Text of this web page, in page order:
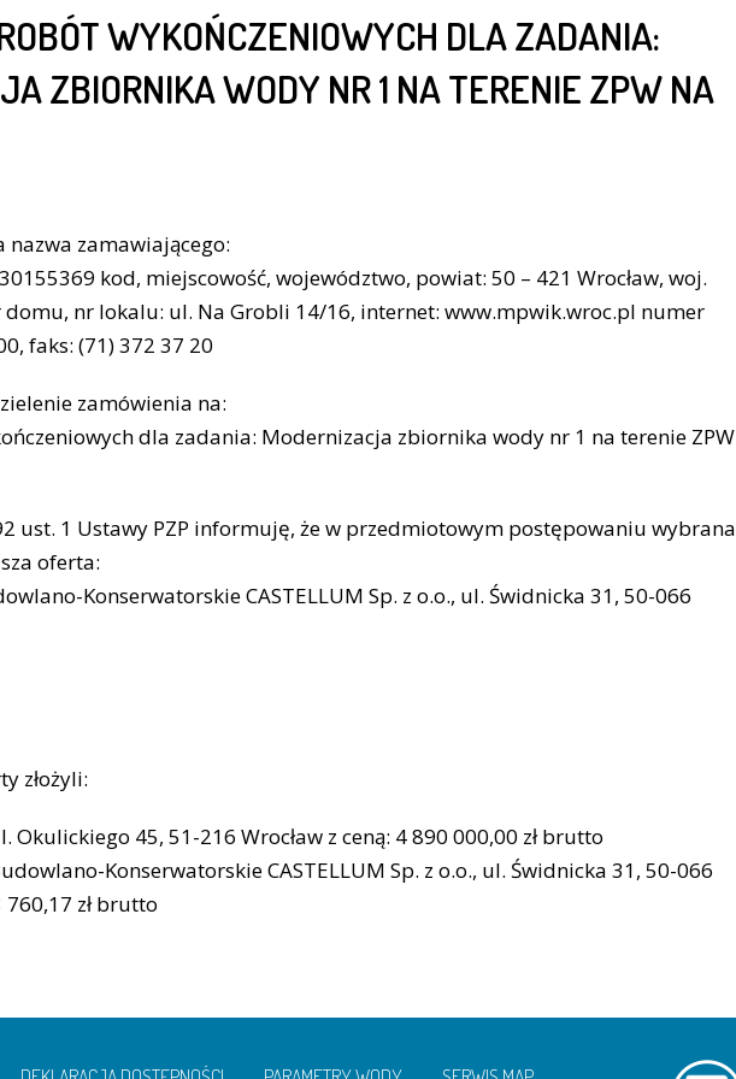
WYKOŃCZENIOWYCH DLA ZADANIA:
ZBIORNIKA WODY NR 1 NA TERENIE ZPW NA
nazwa zamawiającego:
kod, miejscowość, województwo, powiat: 50 – 421 Wrocław, woj.
nr lokalu: ul. Na Grobli 14/16, internet: www.mpwik.wroc.pl numer
faks: (71) 372 37 20
zamówienia na:
dla zadania: Modernizacja zbiornika wody nr 1 na terenie ZPW
ust. 1 Ustawy PZP informuję, że w przedmiotowym postępowaniu wybrana
oferta:
Konserwatorskie CASTELLUM Sp. z o.o., ul. Świdnicka 31, 50-066
złożyli:
Okulickiego 45, 51-216 Wrocław z ceną: 4 890 000,00 zł brutto
Konserwatorskie CASTELLUM Sp. z o.o., ul. Świdnicka 31, 50-066
760,17 zł brutto